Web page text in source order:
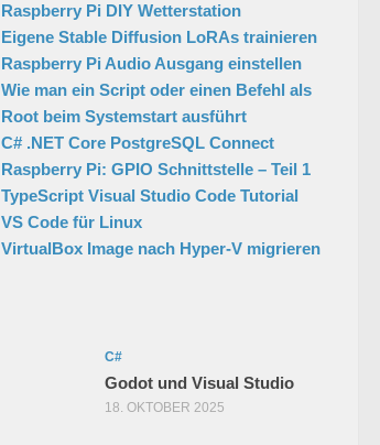
Raspberry Pi DIY Wetterstation
Eigene Stable Diffusion LoRAs trainieren
Raspberry Pi Audio Ausgang einstellen
Wie man ein Script oder einen Befehl als
Root beim Systemstart ausführt
C# .NET Core PostgreSQL Connect
Raspberry Pi: GPIO Schnittstelle – Teil 1
TypeScript Visual Studio Code Tutorial
VS Code für Linux
VirtualBox Image nach Hyper-V migrieren
C#
Godot und Visual Studio
18. OKTOBER 2025